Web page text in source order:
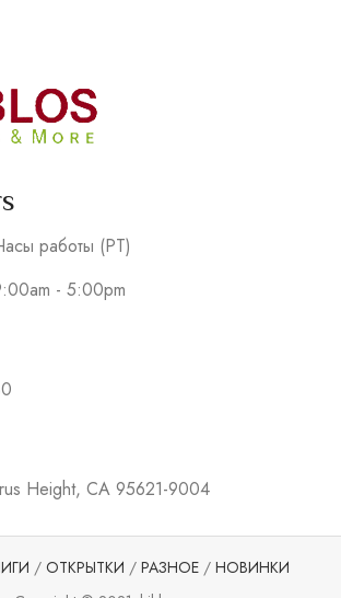
работы (PT)
- 5:00pm
Height, CA 95621-9004
/ ОТКРЫТКИ / РАЗНОЕ/ НОВИНКИ